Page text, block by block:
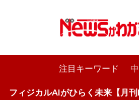
注目キーワード
がひらく未来【月刊Newsがわか